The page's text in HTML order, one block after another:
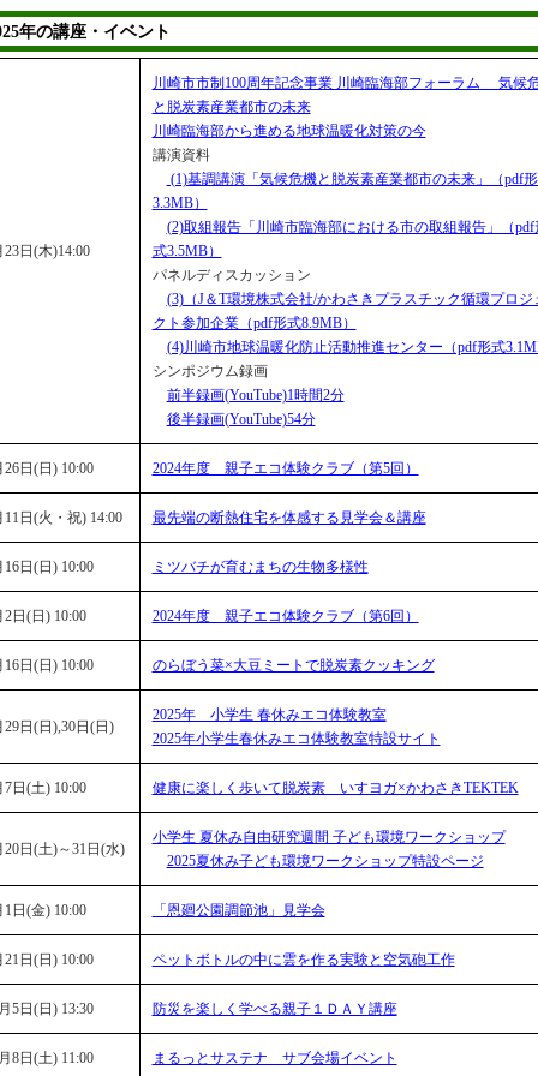
年の講座・イベント
23日(木)14:00
川崎市市制100周年記念事業 川崎臨海部フォーラム 気候
と脱炭素産業都市の未来
川崎臨海部から進める地球温暖化対策の今
講演資料
(1)基調講演「気候危機と脱炭素産業都市の未来」（pdf
3.3MB）
(2)取組報告「川崎市臨海部における市の取組報告」（pdf
式3.5MB）
パネルディスカッション
(3)（J＆T環境株式会社/かわさきプラスチック循環プロジ
クト参加企業（pdf形式8.9MB）
(4)川崎市地球温暖化防止活動推進センター（pdf形式
シンポジウム録画
前半録画(YouTube)1時間2分
後半録画(YouTube)54分
26日(日) 10:00 2024年度 親子エコ体験クラブ（第5回）
11日(火・祝) 14:00 最先端の断熱住宅を体感する見学会＆講座
16日(日) 10:00 ミツバチが育むまちの生物多様性
2日(日) 10:00 2024年度 親子エコ体験クラブ（第6回）
16日(日) 10:00 のらぼう菜×大豆ミートで脱炭素クッキング
29日(日),30日(日)
2025年 小学生 春休みエコ体験教室
2025年小学生春休みエコ体験教室特設サイト
7日(土) 10:00 健康に楽しく歩いて脱炭素 いすヨガ×かわさきTEKTEK
20日(土)～31日(水)
小学生 夏休み自由研究週間 子ども環境ワークショップ
2025夏休み子ども環境ワークショップ特設ページ
1日(金) 10:00 「恩廻公園調節池」見学会
21日(日) 10:00 ペットボトルの中に雲を作る実験と空気砲工作
5日(日) 13:30 防災を楽しく学べる親子１ＤＡＹ講座
8日(土) 11:00 まるっとサステナ サブ会場イベント